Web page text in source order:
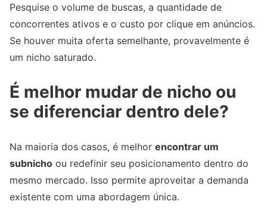
Pesquise o volume de buscas, a quantidade de
concorrentes ativos e o custo por clique em anúncios.
Se houver muita oferta semelhante, provavelmente é
um nicho saturado.
É melhor mudar de nicho ou
se diferenciar dentro dele?
Na maioria dos casos, é melhor encontrar um
subnicho ou redefinir seu posicionamento dentro do
mesmo mercado. Isso permite aproveitar a demanda
existente com uma abordagem única.